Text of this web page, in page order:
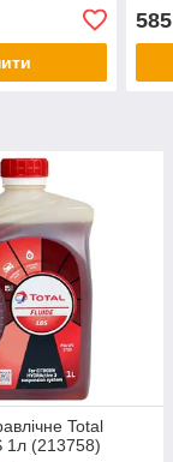
585
Total
1л (213758)